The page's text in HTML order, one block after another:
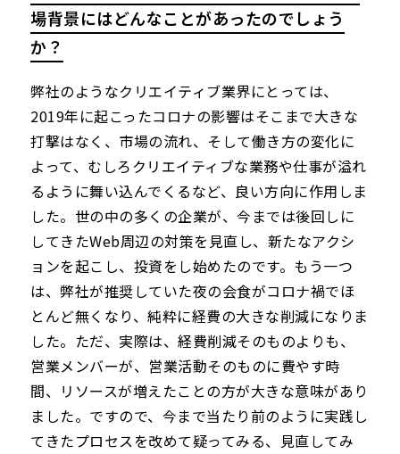
場背景にはどんなことがあったのでしょう
か？
弊社のようなクリエイティブ業界にとっては、
2019年に起こったコロナの影響はそこまで大きな
打撃はなく、市場の流れ、そして働き方の変化に
よって、むしろクリエイティブな業務や仕事が溢れ
るように舞い込んでくるなど、良い方向に作用しま
した。世の中の多くの企業が、今までは後回しに
してきたWeb周辺の対策を見直し、新たなアクシ
ョンを起こし、投資をし始めたのです。もう一つ
は、弊社が推奨していた夜の会食がコロナ禍でほ
とんど無くなり、純粋に経費の大きな削減になりま
した。ただ、実際は、経費削減そのものよりも、
営業メンバーが、営業活動そのものに費やす時
間、リソースが増えたことの方が大きな意味があり
ました。ですので、今まで当たり前のように実践し
てきたプロセスを改めて疑ってみる、見直してみ